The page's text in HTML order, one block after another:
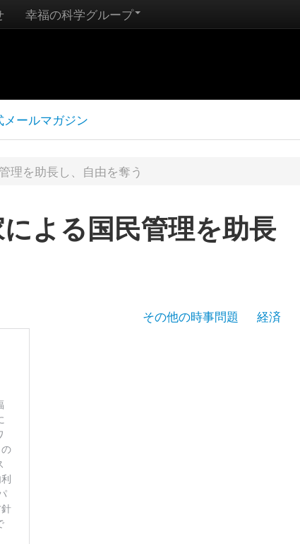
幸福の科学グループ
メールマガジン
理を助長し、自由を奪う
よる国民管理を助長
その他の時事問題
経済